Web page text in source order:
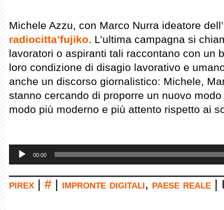
Michele Azzu, con Marco Nurra ideatore
radiocitta’fujiko. L’ultima campagna si
lavoratori o aspiranti tali raccontano con un
loro condizione di disagio lavorativo e
anche un discorso giornalistico: Michele,
stanno cercando di proporre un nuovo
modo più moderno e più attento rispetto ai
Player
00:00
pirex # impronte digitali, paese reale